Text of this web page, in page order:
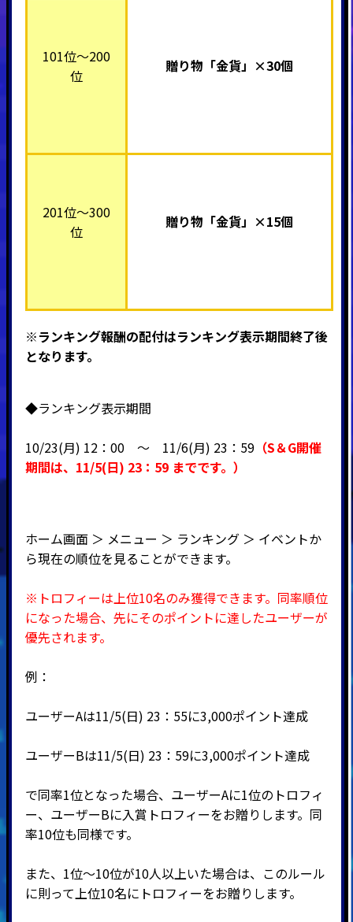
101位～200
位
贈り物「金貨」×30個
201位～300
位
贈り物「金貨」×15個
※ランキング報酬の配付はランキング表示期間終了後
となります。
◆ランキング表示期間
10/23(月) 12：00 ～ 11/6(月) 23：59（S＆G開催
期間は、11/5(日) 23：59 までです。）
ホーム画面 ＞ メニュー ＞ ランキング ＞ イベントか
ら現在の順位を見ることができます。
※トロフィーは上位10名のみ獲得できます。 同率順位
になった場合、先にそのポイントに達したユーザーが
優先されます。
例：
ユーザーAは11/5(日) 23：55に3,000ポイント達成
ユーザーBは11/5(日) 23：59に3,000ポイント達成
で同率1位となった場合、ユーザーAに1位のトロフィ
ー、ユーザーBに入賞トロフィーをお贈りします。同
率10位も同様です。
また、1位～10位が10人以上いた場合は、このルール
に則って上位10名にトロフィーをお贈りします。